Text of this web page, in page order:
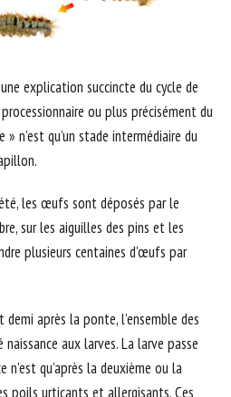
explication succincte du cycle de
ou plus précisément du
n’est qu’un stade intermédiaire du
les œufs sont déposés par le
sur les aiguilles des pins et les
plusieurs centaines d’œufs par
demi après la ponte, l’ensemble des
aux larves. La larve passe
n’est qu’après la deuxième ou la
poils urticants et allergisants. Ces